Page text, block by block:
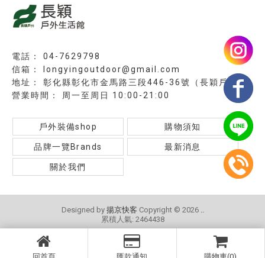
04-7629798
longyingoutdoor@gmail.com
彰化縣彰化市金馬路三段446-36號（長穎戶外）
周一至周日 10:00-21:00
戶外裝備shop 購物須知
品牌一覽Brands 最新消息
關於我們
Designed by 揚京快客 Copyright © 2026 ..
累積人氣: 2464438